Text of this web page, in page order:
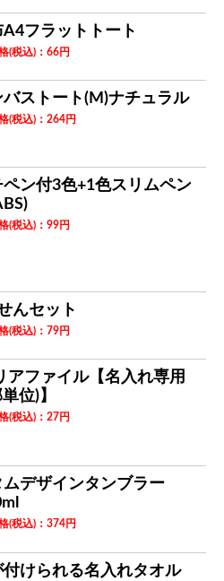
フラットトート
(税込) ： 66円
バストート(M)ナチュラル
(税込) ： 264円
ペン付3色+1色スリムペン
(税込) ： 99円
んセット
(税込) ： 79円
アファイル【名入れ専用
位)】
(税込) ： 27円
ムデザインタンブラー
(税込) ： 374円
付けられる名入れタオル